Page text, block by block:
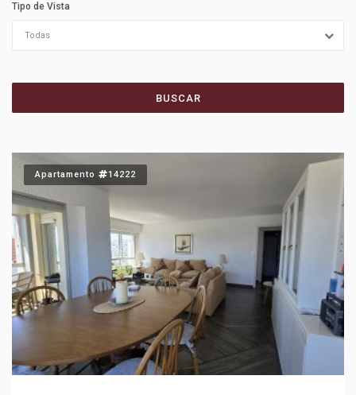
Tipo de Vista
Todas
BUSCAR
Apartamento 14222